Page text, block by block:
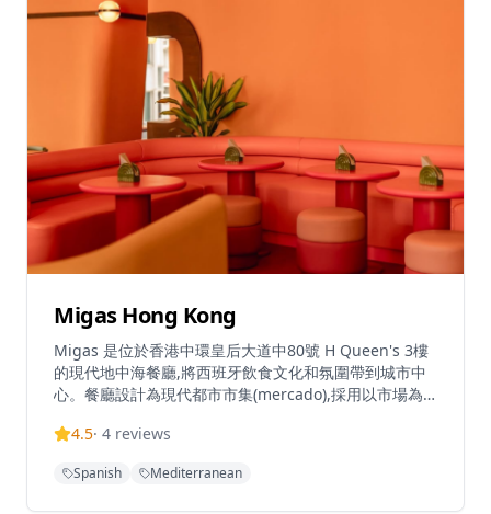
Migas Hong Kong
Migas 是位於香港中環皇后大道中80號 H Queen's 3樓
的現代地中海餐廳,將西班牙飲食文化和氛圍帶到城市中
心。餐廳設計為現代都市市集(mercado),採用以市場為
化。餐廳專注於共享小碟和小盤菜式,鼓勵交談和輕鬆的
(vermuterias)。室內設計採用溫暖的橙色和紅色調,營造
4.5· 4 reviews
Spanish Mediterranean